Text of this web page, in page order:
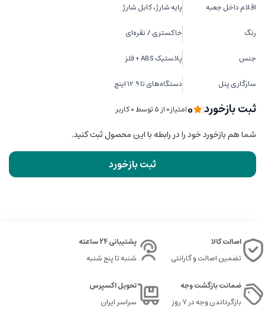
اقلام داخل جعبه پایه شارژ، کابل شارژ
رنگ خاکستری / نقره‌ای
جنس پلاستیک ABS + فلز
سازگاری پنل دستگاه‌های تا 12.9 اینچ
ثبت بازخورد|
0امتیاز0 از ۵ توسط 0 کاربر
شما هم بازخورد خود را در رابطه با این محصول ثبت کنید.
ثبت بازخورد
اصالت کالا
تضمین اصالت و گارانتی
پشتیبانی 24 ساعته
شنبه تا پنج شنبه
ضمانت بازگشت وجه
بازگرداندن وجه در ۷ روز
تحویل اکسپرس
سراسر ایران